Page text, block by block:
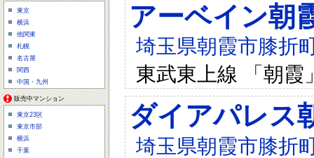
アーベイン朝
埼玉県朝霞市膝折
東武東上線 「朝霞
ダイアパレス
埼玉県朝霞市膝折
東京
横浜
他関東
札幌
名古屋
関西
中国・九州
販売中マンション
東京23区
東京市部
横浜
千葉